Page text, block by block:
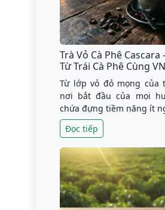
Trà Vỏ Cà Phê
Từ Trái Cà Phê Cùng
Từ lớp vỏ đỏ mọng của
nơi bắt đầu của mọi
chứa đựng tiềm năng ít
Đọc tiếp